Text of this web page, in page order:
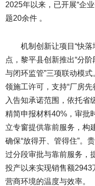
2025年以来，已开展“企
题20余件 。
机制创新让项目“快落
点，黎平县创新推出“分
与闭环监管”三项联动模
领施工许可，支持“厂房
入告知承诺范围，依托省
精简申报材料40%，审批
立专窗提供靠前服务，构
确保“放得开、管得住”。
过分段审批与靠前服务，
投产以来实现销售额2943
营商环境的温度与效率。